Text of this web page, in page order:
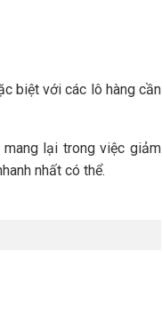
biệt với các lô hàng cần
lại trong việc giảm
nhất có thể.